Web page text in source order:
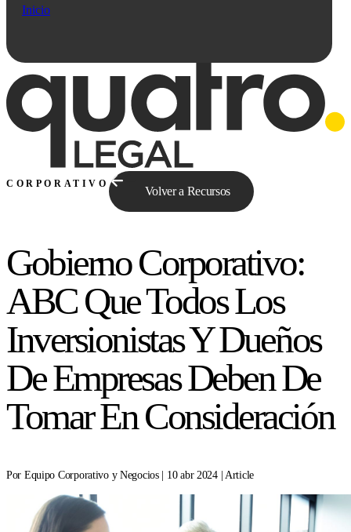
Preguntale a Qe...
Inicio
CORPORATIVO
Volver a Recursos
Gobierno Corporativo:
ABC Que Todos Los
Inversionistas Y Dueños
De Empresas Deben De
Tomar En Consideración
Por Equipo Corporativo y Negocios | 10 abr 2024 | Article